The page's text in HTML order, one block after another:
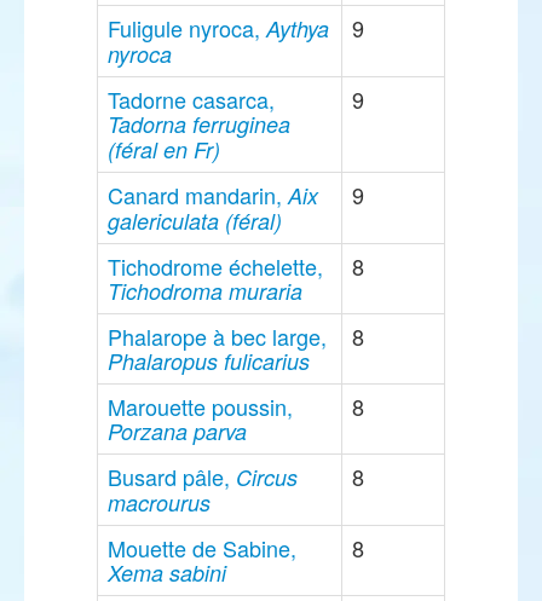
Fuligule nyroca,Aythya
nyroca
9
Tadorne casarca,
Tadorna ferruginea
(féral en Fr)
9
Canard mandarin,Aix
galericulata (féral)
9
Tichodrome échelette,
Tichodroma muraria
8
Phalarope à bec large,
Phalaropus fulicarius
8
Marouette poussin,
Porzana parva
8
Busard pâle, Circus
macrourus
8
Mouette de Sabine,
Xema sabini
8